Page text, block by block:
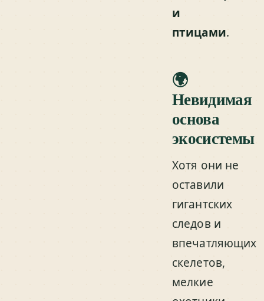
и
птицами.
🌍
Невидимая
основа
экосистемы
Хотя они не
оставили
гигантских
следов и
впечатляющих
скелетов,
мелкие